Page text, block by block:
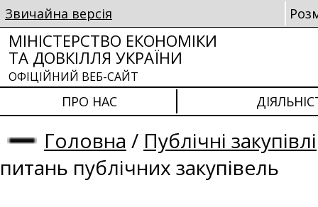
Звичайна версія
МІНІСТЕРСТВО ЕКОНОМІКИ
ТА ДОВКІЛЛЯ УКРАЇНИ
ОФІЦІЙНИЙ ВЕБ-САЙТ
ПРО НАС
Головна / Публічні закупівлі
питань публічних закупівель